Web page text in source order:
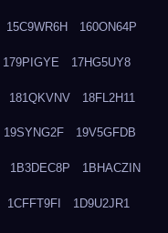
15C9WR6H 160ON64P
179PIGYE 17HG5UY8
181QKVNV 18FL2H11
19SYNG2F 19V5GFDB
1B3DEC8P 1BHACZIN
1CFFT9FI 1D9U2JR1